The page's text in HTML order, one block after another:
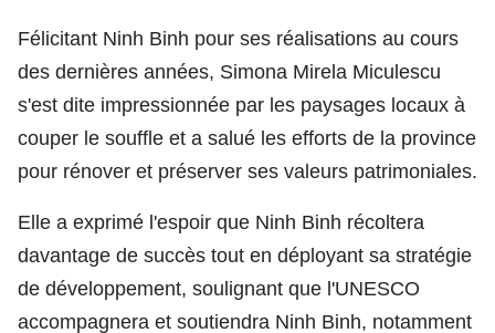
Félicitant Ninh Binh pour ses réalisations au cours
des dernières années, Simona Mirela Miculescu
s'est dite impressionnée par les paysages locaux à
couper le souffle et a salué les efforts de la province
pour rénover et préserver ses valeurs patrimoniales.
Elle a exprimé l'espoir que Ninh Binh récoltera
davantage de succès tout en déployant sa stratégie
de développement, soulignant que l'UNESCO
accompagnera et soutiendra Ninh Binh, notamment